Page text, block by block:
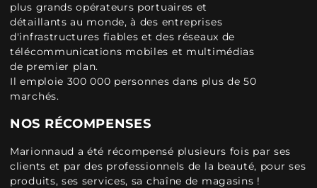
plus grands opérateurs portuaires et
détaillants au monde, à des entreprises
d'infrastructures fiables et des réseaux de
télécommunications mobiles et multimédias
de premier plan.
Il emploie 300 000 personnes dans plus de 50
marchés.
NOS RÉCOMPENSES
Marionnaud a été récompensé plusieurs fois par ses
clients et par des professionnels de la beauté, pour ses
produits, ses services, sa chaîne de magasins !